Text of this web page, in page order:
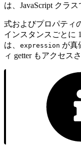
は、JavaScript クラス
式およびプロパティ
インスタンスごとに
は、 expression が真
ィ getter もアクセス